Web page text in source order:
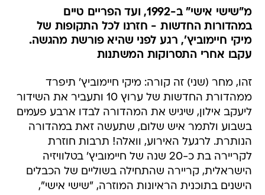
מ"שישי אישי" ב-1992, ועד הפריים טיים
במהדורות החדשות - חזרנו לכל התקופות של
מיקי חיימוביץ', רגע לפני שהיא פורשת מהגשה.
עקבו אחרי התסרוקות המשתנות
זהו, מחר (שני) זה קורה: מיקי חיימוביץ' תיפרד
ממהדורת החדשות של ערוץ 10 ותעביר את השידור
ליעקב אילון, שיגיש את המהדורה לבדו ארבע פעמים
בשבוע ולתמר איש שלום, שתעשה זאת במהדורה
הנותרת. לרגעל האירוע, וואלה! תרבות חוזרת
לקריירה בת כ-20 שנה של חיימוביץ' בטלוויזיה
הישראלית, קריירה שהתחילה בשוליים של הכבלים
הישנים בתוכנית הראיונות המוזרה, "שישי אישי",